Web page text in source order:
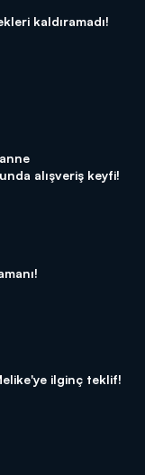
kaldıramadı!
alışveriş keyfi!
ilginç teklif!